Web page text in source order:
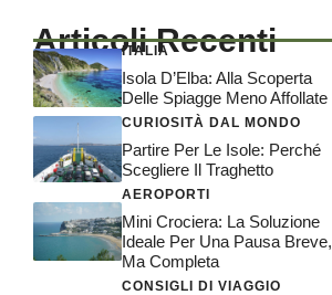
Articoli Recenti
ITALIA
Isola D’Elba: Alla Scoperta
Delle Spiagge Meno Affollate
CURIOSITÀ DAL MONDO
Partire Per Le Isole: Perché
Scegliere Il Traghetto
AEROPORTI
Mini Crociera: La Soluzione
Ideale Per Una Pausa Breve,
Ma Completa
CONSIGLI DI VIAGGIO